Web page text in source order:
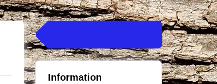
Information